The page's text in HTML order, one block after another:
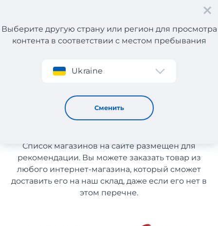
Регистрация
Выберите другую страну или регион для просмотра
контента в соответствии с местом пребывания
Ukraine
Сменить
Бытовая техника с Франции с доставкой в Узбекистан
Бытовая техника с Франции
с доставкой в Узбекистан
Список магазинов на сайте размещен для
рекомендации. Вы можете заказать товар из
любого интернет-магазина, который сможет
доставить его на наш склад, даже если его нет в
этом перечне.